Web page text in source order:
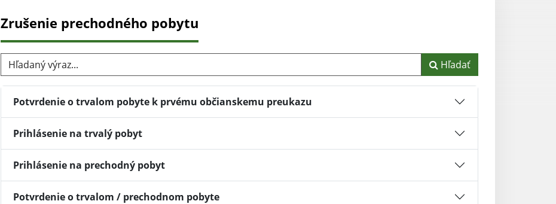
Zrušenie prechodného pobytu
Hľadaný výraz... Hľadať
Potvrdenie o trvalom pobyte k prvému občianskemu preukazu
Prihlásenie na trvalý pobyt
Prihlásenie na prechodný pobyt
Potvrdenie o trvalom / prechodnom pobyte